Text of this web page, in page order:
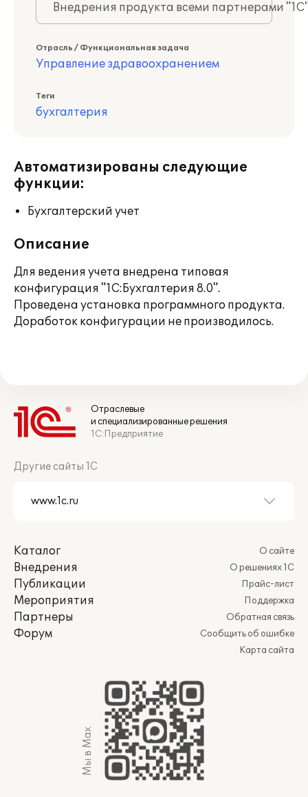
Внедрения продукта всеми партнерами
Отрасль / Функциональная задача
Управление здравоохранением
Теги
бухгалтерия
Автоматизированы следующие
функции:
Бухгалтерский учет
Описание
Для ведения учета внедрена типовая
конфигурация "1С:Бухгалтерия 8.0".
Проведена установка программного продукта.
Доработок конфигурации не производилось.
Отраслевые
и специализированные решения
1С:Предприятие
Другие сайты 1С
Каталог
Внедрения
Публикации
Мероприятия
Партнеры
Форум
О сайте
О решениях 1С
Прайс-лист
Поддержка
Обратная связь
Сообщить об ошибке
Карта сайта
Мы в Max